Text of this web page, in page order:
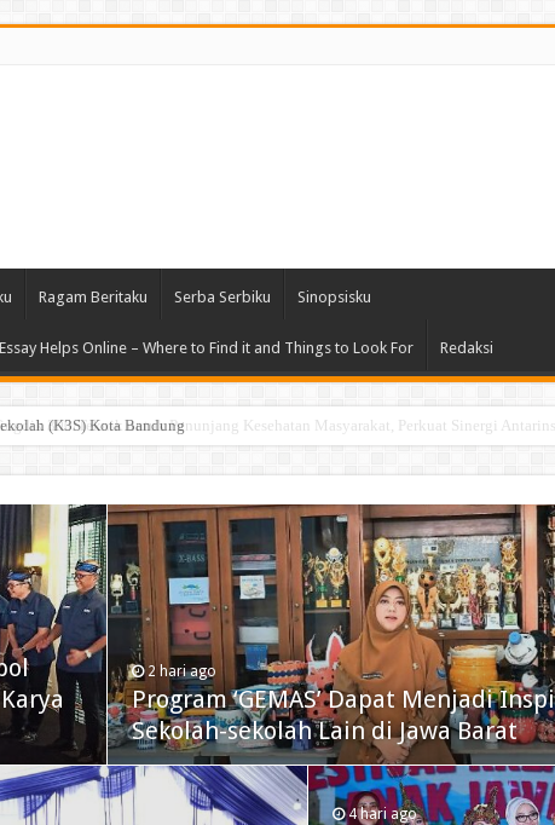
Ragam Beritaku Serba Serbiku Sinopsisku
Helps Online – Where to Find it and Things to Look For Redaksi
(K3S) Kota Bandung
2 hari ago
Program ‘GEMAS’ Dapat Menjadi
Sekolah-sekolah Lain di Jawa Barat
4 hari ago